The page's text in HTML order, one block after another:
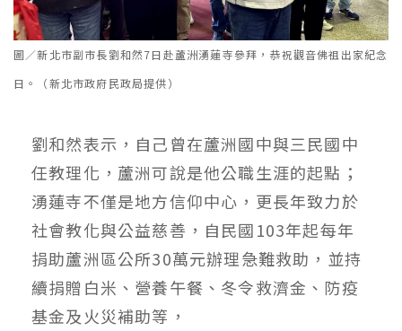
圖／新北市副市長劉和然7日赴蘆洲湧蓮寺參拜，恭祝觀音佛祖出家紀念
日。（新北市政府民政局提供）
劉和然表示，自己曾在蘆洲國中與三民國中
任教理化，蘆洲可說是他公職生涯的起點；
湧蓮寺不僅是地方信仰中心，更長年致力於
社會教化與公益慈善，自民國103年起每年
捐助蘆洲區公所30萬元辦理急難救助，並持
續捐贈白米、營養午餐、冬令救濟金、防疫
基金及火災補助等，